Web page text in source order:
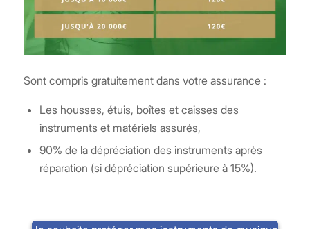
Sont compris gratuitement dans votre assurance :
Les housses, étuis, boîtes et caisses des
instruments et matériels assurés,
90% de la dépréciation des instruments après
réparation (si dépréciation supérieure à 15%).